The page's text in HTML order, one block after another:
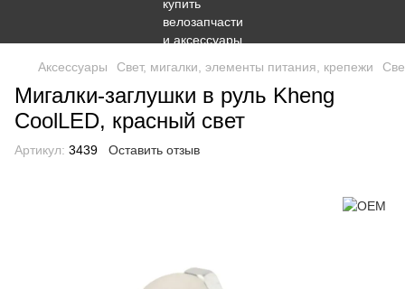
Аксессуары Свет, мигалки, элементы питания, крепежи
Мигалки-заглушки в руль Kheng
CoolLED, красный свет
Артикул: 3439 Оставить отзыв